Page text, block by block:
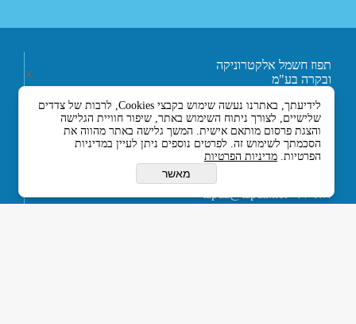
תפוז חשמל אלקטרוניקה
ובקרה בע"מ
רחוב אליעזר בן הורקנוס 5
אזור התעשייה הצפוני,
כניסה מרחוב המסגר, לוד
7129330 ישראל
טלפון :- 074-7120120
דוא''ל :-tapuz@tapuz.net
לידיעתך, באתרנו נעשה שימוש בקבצי Cookies, לרבות של צדדים
שלישיים, לצורך ניתוח השימוש באתר, שיפור חוויית הגלישה
והצגת פרסום מותאם אישית. המשך גלישה באתר מהווה את
הסכמתך לשימוש זה. לפרטים נוספים ניתן לעיין במדיניות
הפרטיות. מדיניות הפרטיות
מאשר